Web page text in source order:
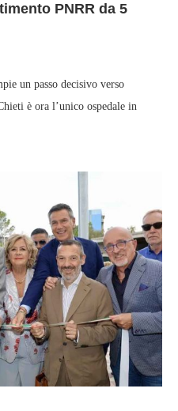
PNRR da 5
un passo decisivo verso
è ora l’unico ospedale in